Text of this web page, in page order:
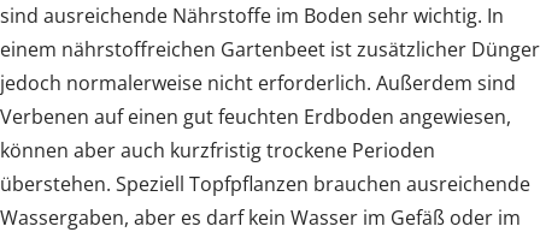
sind ausreichende Nährstoffe im Boden sehr wichtig. In
einem nährstoffreichen Gartenbeet ist zusätzlicher Dünger
jedoch normalerweise nicht erforderlich. Außerdem sind
Verbenen auf einen gut feuchten Erdboden angewiesen,
können aber auch kurzfristig trockene Perioden
überstehen. Speziell Topfpflanzen brauchen ausreichende
Wassergaben, aber es darf kein Wasser im Gefäß oder im